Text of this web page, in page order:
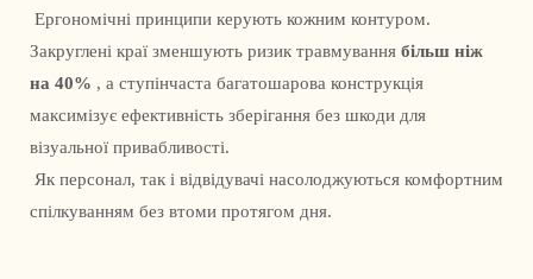
Закруглені краї зменшують ризик травмування більш ніж
на 40% , а ступінчаста багатошарова конструкція
максимізує ефективність зберігання без шкоди для
візуальної привабливості.
спілкуванням без втоми протягом дня.